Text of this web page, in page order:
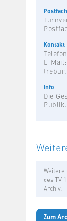
Kontakt
E-Mail:
Info
Die
Weitere
des TV
Archiv.
Zum